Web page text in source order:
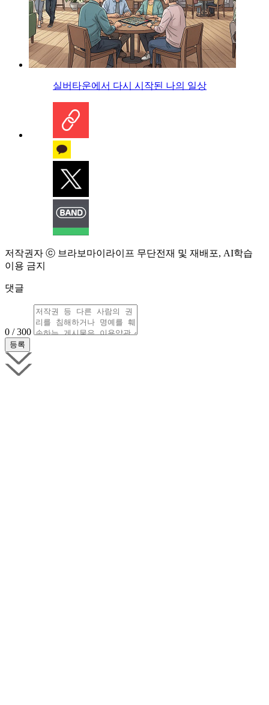
실버타운에서 다시 시작된 나의 일상
저작권자 ⓒ 브라보마이라이프 무단전재 및 재배포, AI학습
이용 금지
댓글
0 / 300